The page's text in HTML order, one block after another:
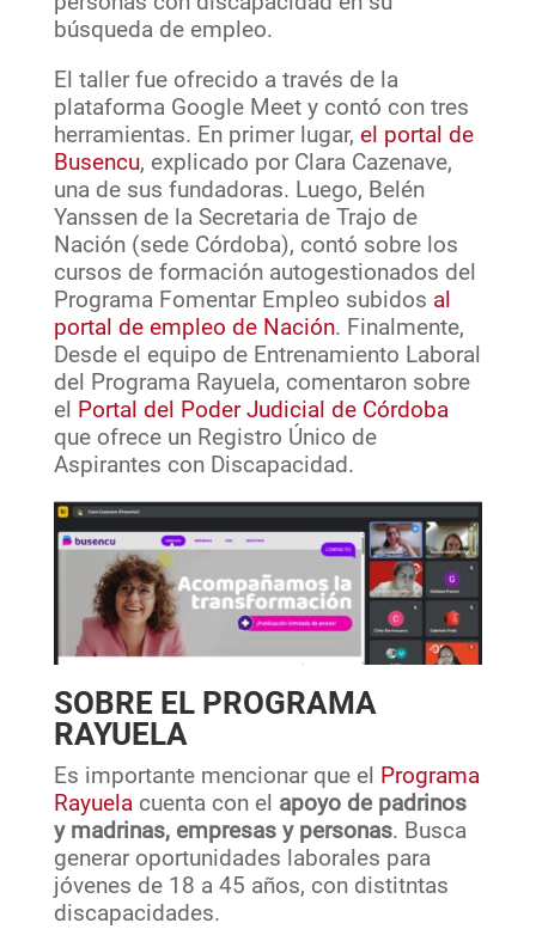
búsqueda de empleo.
El taller fue ofrecido a través de la
plataforma Google Meet y contó con tres
herramientas. En primer lugar, el portal de
Busencu, explicado por Clara Cazenave,
una de sus fundadoras. Luego, Belén
Yanssen de la Secretaria de Trajo de
Nación (sede Córdoba), contó sobre los
cursos de formación autogestionados del
Programa Fomentar Empleo subidos al
portal de empleo de Nación. Finalmente,
Desde el equipo de Entrenamiento Laboral
del Programa Rayuela, comentaron sobre
el Portal del Poder Judicial de Córdoba
que ofrece un Registro Único de
Aspirantes con Discapacidad.
SOBRE EL PROGRAMA
RAYUELA
Es importante mencionar que el Programa
Rayuelacuenta con el apoyo de padrinos
y madrinas, empresas y personas. Busca
generar oportunidades laborales para
jóvenes de 18 a 45 años, con distitntas
discapacidades.